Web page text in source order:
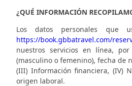
¿QUÉ INFORMACIÓN
Los datos personales que
https://book.gbbatravel.com/
nuestros servicios en línea,
(masculino o femenino), fecha de
(III) Información financiera, (IV)
origen laboral.